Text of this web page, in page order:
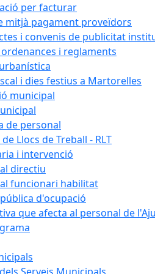
per facturar
mitjà pagament proveïdors
i convenis de publicitat
i reglaments
i dies festius a Martorelles
municipal
de personal
Llocs de Treball - RLT
i intervenció
directiu
funcionari habilitat
d'ocupació
que afecta al personal de